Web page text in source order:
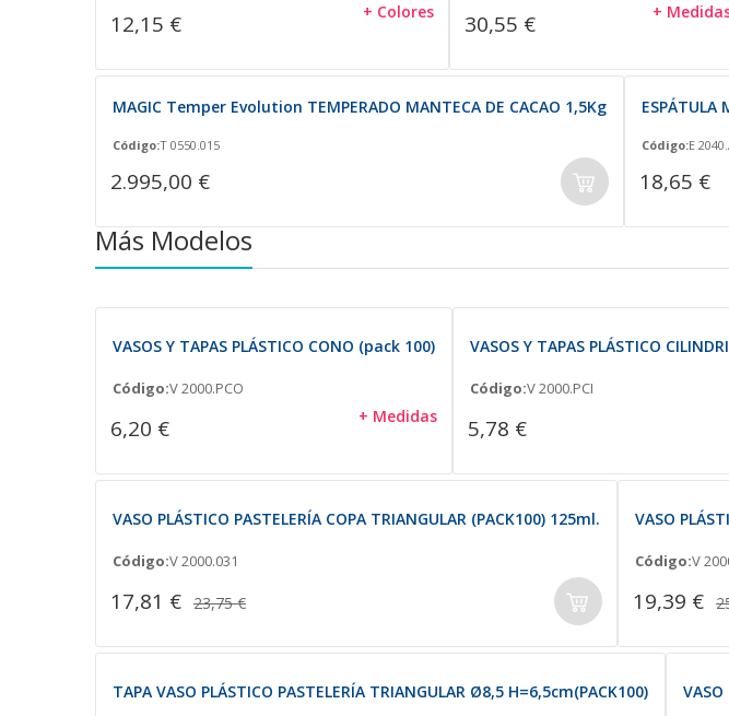
12,15 € + Colores 30,55 € +
MAGIC Temper Evolution TEMPERADO MANTECA DE CACAO 1,5Kg
Código:T 0550.015
2.995,00 €
ESPÁTULA
Código:E
18,65 €
Más Modelos
VASOS Y TAPAS PLÁSTICO CONO (pack 100)
Código:V 2000.PCO
6,20 € + Medidas
VASOS Y TAPAS PLÁSTICO
Código:V 2000.PCI
5,78 €
VASO PLÁSTICO PASTELERÍA COPA TRIANGULAR (PACK100) 125ml.
Código:V 2000.031
17,81 € 23,75 €
VASO
Código:V
19,39 €
TAPA VASO PLÁSTICO PASTELERÍA TRIANGULAR Ø8,5 H=6,5cm(PACK100)